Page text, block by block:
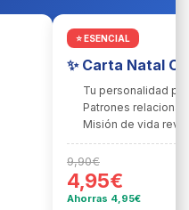
⭐ ESENCIAL
✨ Carta Natal
Tu personalidad
Patrones
Misión de vida
9,90€
4,95€
Ahorras 4,95€